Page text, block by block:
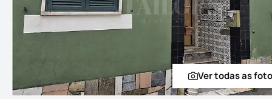
Ver
Ver todas as